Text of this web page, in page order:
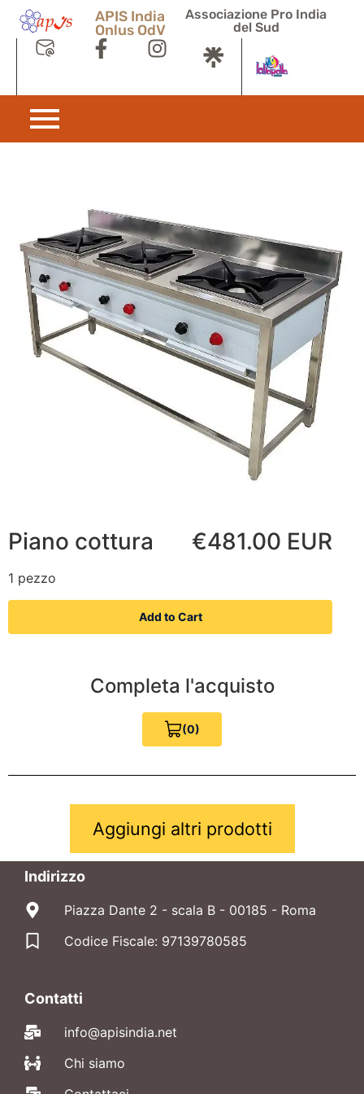
APIS India
Onlus OdV
Associazione Pro India
del Sud
Piano cottura €481.00 EUR
1 pezzo
Add to Cart
Completa l'acquisto
(0)
View Cart 0
Aggiungi altri prodotti
Indirizzo
Piazza Dante 2 - scala B - 00185 - Roma
Codice Fiscale: 97139780585
Contatti
info@apisindia.net
Chi siamo